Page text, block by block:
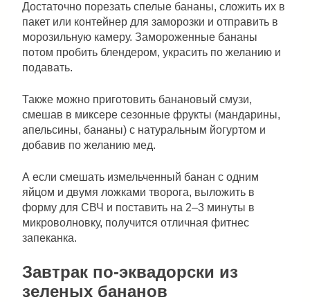
Достаточно порезать спелые бананы, сложить их в
пакет или контейнер для заморозки и отправить в
морозильную камеру. Замороженные бананы
потом пробить блендером, украсить по желанию и
подавать.
Также можно приготовить банановый смузи,
смешав в миксере сезонные фрукты (мандарины,
апельсины, бананы) с натуральным йогуртом и
добавив по желанию мед.
А если смешать измельченный банан с одним
яйцом и двумя ложками творога, выложить в
форму для СВЧ и поставить на 2–3 минуты в
микроволновку, получится отличная фитнес
запеканка.
Завтрак по-эквадорски из
зеленых бананов